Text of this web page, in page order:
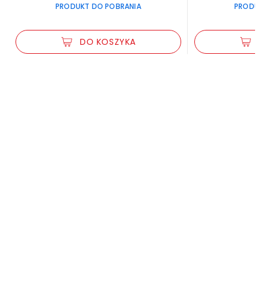
PRODUKT DO POBRANIA
DO KOSZYKA